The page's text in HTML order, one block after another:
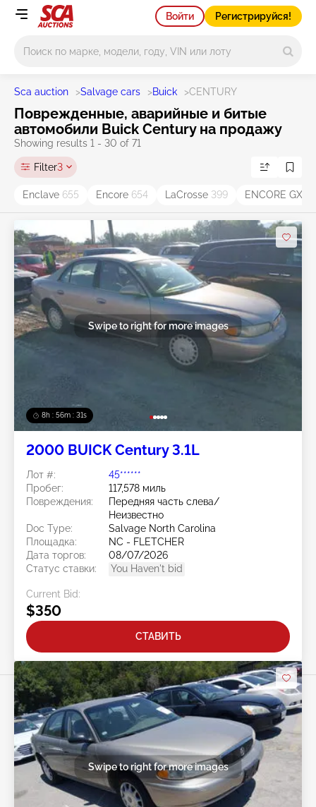
Войти Регистрируйся!
Sca auction >Salvage cars >Buick >CENTURY
Поврежденные, аварийные и битые
автомобили Buick Century на продажу
Showing results 1 - 30 of 71
Filter3
Enclave 655 Encore 654 LaCrosse 399 ENCORE GX
8h : 56m : 28s
Swipe to right for more images
2000 BUICK Century 3.1L
Лот #:
45******
Пробег:
117,578 миль
Повреждения:
Передняя часть слева/
Неизвестно
Doc Type:
Salvage North Carolina
Площадка:
NC - FLETCHER
Дата торгов:
08/07/2026
Статус ставки:
You Haven't bid
Current Bid:
$350
СТАВИТЬ
Swipe to right for more images